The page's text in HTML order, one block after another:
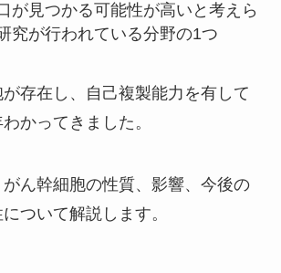
が見つかる可能性が高いと考えら
究が行われている分野の1つ
存在し、自己複製能力を有して
かってきました。
ん幹細胞の性質、影響、今後の
ついて解説します。